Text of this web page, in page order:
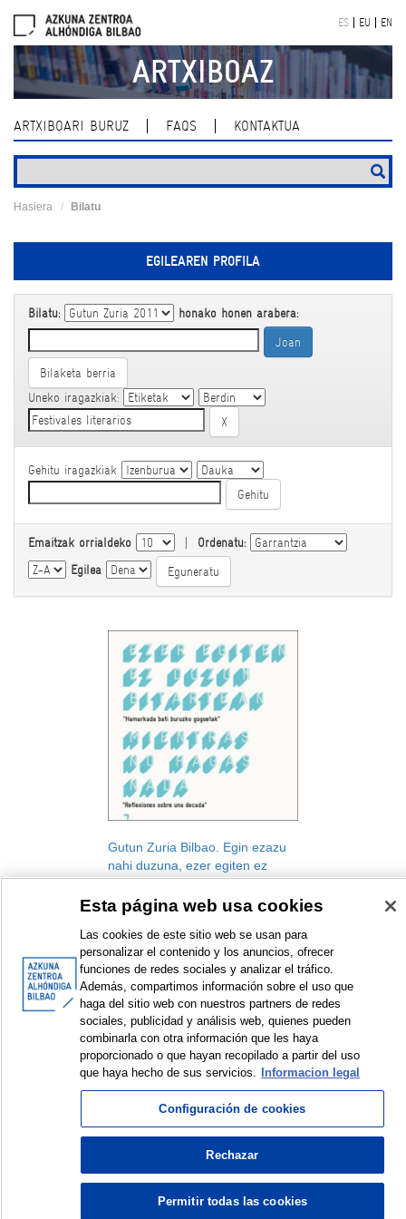
navigation
ES EU EN
ARTXIBOAZ
ARTXIBOARI BURUZ FAQS KONTAKTUA
Hasiera Bilatu
EGILEAREN PROFILA
Bilatu: honako honen arabera:
Bilaketa berria
Uneko iragazkiak:
Gehitu iragazkiak
Emaitzak orrialdeko | Ordenatu:
Egilea
Gutun Zuria Bilbao. Egin ezazu
nahi duzuna, ezer egiten ez
duzun bitartean. Hamarkada bati
buruzko gogoetak
Nazioarteko Jaialdia
Jaialdia
2011
Erakusten diren elementuak: 1 a 1 de 1
© Azkuna Zentroa - Alhóndiga Bilbao
Esta página web usa cookies
Las cookies de este sitio web se usan para
personalizar el contenido y los anuncios, ofrecer
funciones de redes sociales y analizar el tráfico.
Además, compartimos información sobre el uso que
haga del sitio web con nuestros partners de redes
sociales, publicidad y análisis web, quienes pueden
combinarla con otra información que les haya
proporcionado o que hayan recopilado a partir del uso
que haya hecho de sus servicios.
Informacion legal
Configuración de cookies
Rechazar
Permitir todas las cookies